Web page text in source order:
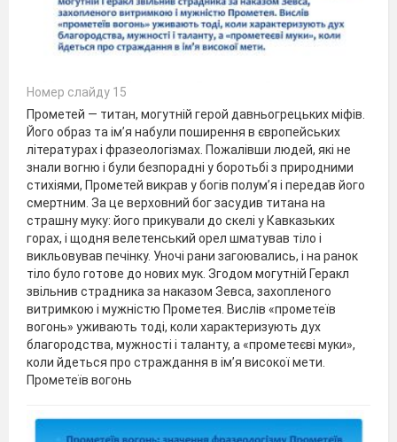
Номер слайду 15
Прометей — титан, могутній герой давньогрецьких міфів.
Його образ та ім’я набули поширення в європейських
літературах і фразеологізмах. Пожалівши людей, які не
знали вогню і були безпорадні у боротьбі з природними
стихіями, Прометей викрав у богів полум’я і передав його
смертним. За це верховний бог засудив титана на
страшну муку: його прикували до скелі у Кавказьких
горах, і щодня велетенський орел шматував тіло і
викльовував печінку. Уночі рани загоювались, і на ранок
тіло було готове до нових мук. Згодом могутній Геракл
звільнив страдника за наказом Зевса, захопленого
витримкою і мужністю Прометея. Вислів «прометеїв
вогонь» уживають тоді, коли характеризують дух
благородства, мужності і таланту, а «прометеєві муки»,
коли йдеться про страждання в ім’я високої мети.
Прометеїв вогонь